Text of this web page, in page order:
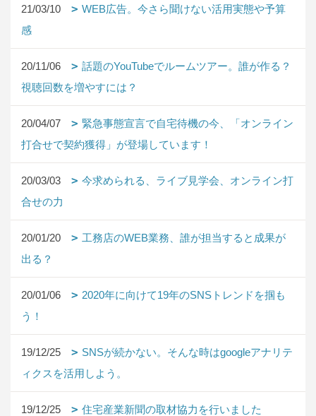
21/03/10
WEB広告。今さら聞けない活用実態や予算
感
20/11/06
話題のYouTubeでルームツアー。誰が作る？
視聴回数を増やすには？
20/04/07
緊急事態宣言で自宅待機の今、「オンライン
打合せで契約獲得」が登場しています！
20/03/03
今求められる、ライブ見学会、オンライン打
合せの力
20/01/20
工務店のWEB業務、誰が担当すると成果が
出る？
20/01/06
2020年に向けて19年のSNSトレンドを掴も
う！
19/12/25
SNSが続かない。そんな時はgoogleアナリテ
ィクスを活用しよう。
19/12/25 住宅産業新聞の取材協力を行いました